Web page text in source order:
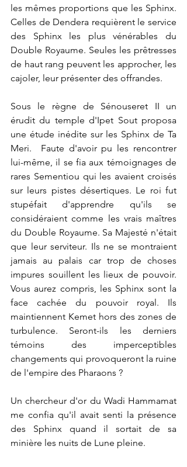
les mêmes proportions que les Sphinx.
Celles de Dendera requièrent le service
des Sphinx les plus vénérables du
Double Royaume. Seules les prêtresses
de haut rang peuvent les approcher, les
cajoler, leur présenter des offrandes.
Sous le règne de Sénouseret II un
érudit du temple d'Ipet Sout proposa
une étude inédite sur les Sphinx de Ta
Meri.  Faute d'avoir pu les rencontrer
lui-même, il se fia aux témoignages de
rares Sementiou qui les avaient croisés
sur leurs pistes désertiques. Le roi fut
stupéfait d'apprendre qu'ils se
considéraient comme les vrais maîtres
du Double Royaume. Sa Majesté n'était
que leur serviteur. Ils ne se montraient
jamais au palais car trop de choses
impures souillent les lieux de pouvoir.
Vous aurez compris, les Sphinx sont la
face cachée du pouvoir royal. Ils
maintiennent Kemet hors des zones de
turbulence. Seront-ils les derniers
témoins des imperceptibles
changements qui provoqueront la ruine
de l'empire des Pharaons ?
Un chercheur d'or du Wadi Hammamat
me confia qu'il avait senti la présence
des Sphinx quand il sortait de sa
minière les nuits de Lune pleine.